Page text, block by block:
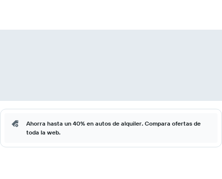
Ahorra hasta un 40% en autos de alquiler. Compara ofertas de
toda la web.